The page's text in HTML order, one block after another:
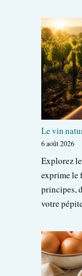
Le vin
6 août 2026
Explorez
exprime le
principes,
votre